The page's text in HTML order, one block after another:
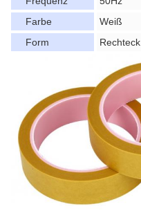
Farbe
Weiß
Form
Rechteck